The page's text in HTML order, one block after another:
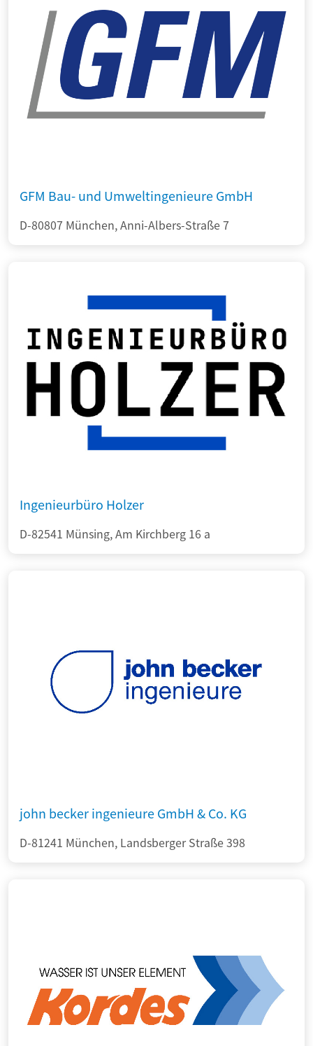
GFM Bau- und Umweltingenieure GmbH
D-80807 München, Anni-Albers-Straße 7
Ingenieurbüro Holzer
D-82541 Münsing, Am Kirchberg 16 a
john becker ingenieure GmbH & Co. KG
D-81241 München, Landsberger Straße 398